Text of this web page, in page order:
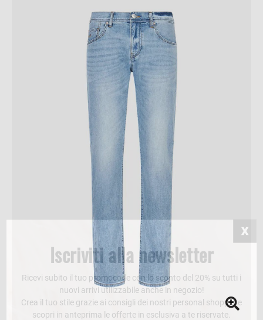
Iscriviti alla newsletter
Ricevi subito il tuo promocode con lo sconto del 20% su tutti i
nuovi arrivi utilizzabile anche in negozio!
Crea il tuo stile grazie ai consigli dei nostri personal shopper e
scopri in anteprima le offerte in esclusiva a te riservate.